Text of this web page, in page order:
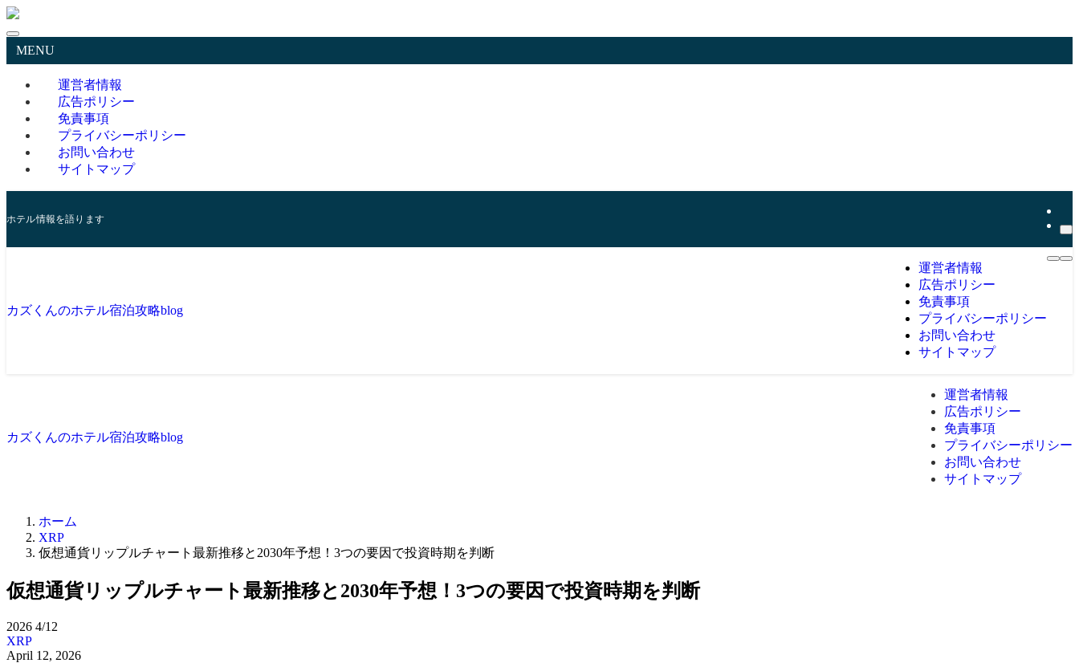
MENU
運営者情報
広告ポリシー
免責事項
プライバシーポリシー
お問い合わせ
サイトマップ
ホテル情報を語ります
カズくんのホテル宿泊攻略blog
運営者情報
広告ポリシー
免責事項
プライバシーポリシー
お問い合わせ
サイトマップ
カズくんのホテル宿泊攻略blog
運営者情報
広告ポリシー
免責事項
プライバシーポリシー
お問い合わせ
サイトマップ
ホーム
XRP
仮想通貨リップルチャート最新推移と2030年予想！3つの要因で投資時期を判断
仮想通貨リップルチャート最新推移と2030年予想！3つの要因で投資時期を判断
2026 4/12
XRP
April 12, 2026